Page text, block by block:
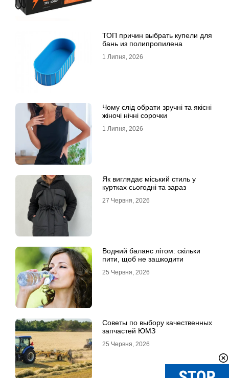
ТОП причин выбрать купели для
бань из полипропилена
1 Липня, 2026
Чому слід обрати зручні та якісні
жіночі нічні сорочки
1 Липня, 2026
Як виглядає міський стиль у
куртках сьогодні та зараз
27 Червня, 2026
Водний баланс літом: скільки
пити, щоб не зашкодити
25 Червня, 2026
Советы по выбору качественных
запчастей ЮМЗ
25 Червня, 2026